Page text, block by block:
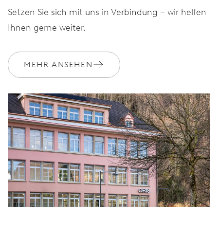
Setzen Sie sich mit uns in Verbindung – wir helfen
Ihnen gerne weiter.
MEHR ANSEHEN